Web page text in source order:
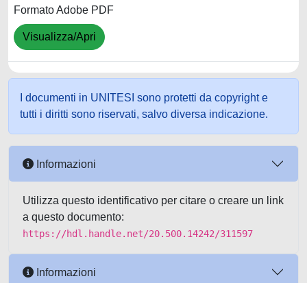
Formato Adobe PDF
Visualizza/Apri
I documenti in UNITESI sono protetti da copyright e
tutti i diritti sono riservati, salvo diversa indicazione.
Informazioni
Utilizza questo identificativo per citare o creare un link
a questo documento:
https://hdl.handle.net/20.500.14242/311597
Informazioni